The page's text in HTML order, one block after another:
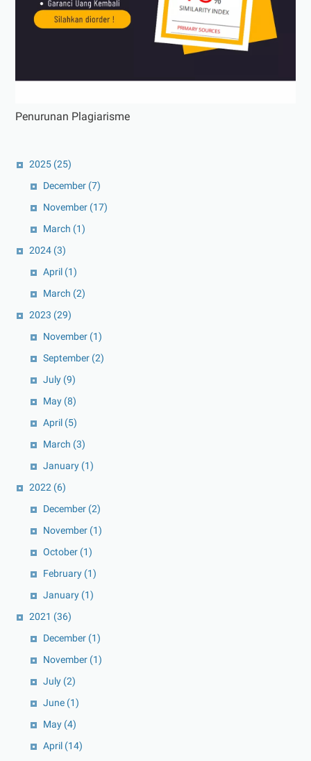
Penurunan Plagiarisme
2025 (25)
December (7)
November (17)
March (1)
2024 (3)
April (1)
March (2)
2023 (29)
November (1)
September (2)
July (9)
May (8)
April (5)
March (3)
January (1)
2022 (6)
December (2)
November (1)
October (1)
February (1)
January (1)
2021 (36)
December (1)
November (1)
July (2)
June (1)
May (4)
April (14)